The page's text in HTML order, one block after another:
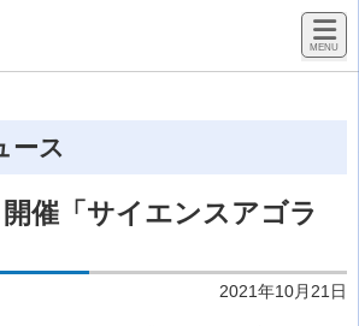
ース
催「サイエンスアゴラ
2021年10月21日